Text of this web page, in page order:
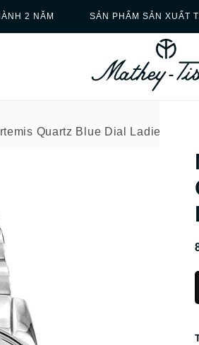
2 NĂM SẢN PHẨM SẢN XUẤT
Quartz Blue Dial Ladies